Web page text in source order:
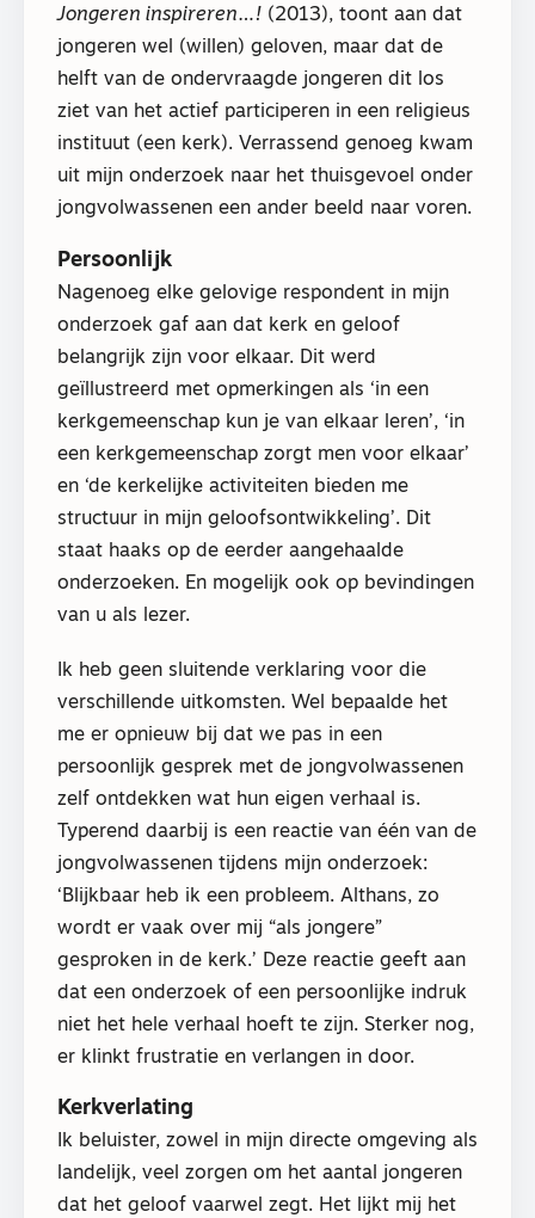
Jongeren inspireren…! (2013), toont aan dat
jongeren wel (willen) geloven, maar dat de
helft van de ondervraagde jongeren dit los
ziet van het actief participeren in een religieus
instituut (een kerk). Verrassend genoeg kwam
uit mijn onderzoek naar het thuisgevoel onder
jongvolwassenen een ander beeld naar voren.
Persoonlijk
Nagenoeg elke gelovige respondent in mijn
onderzoek gaf aan dat kerk en geloof
belangrijk zijn voor elkaar. Dit werd
geïllustreerd met opmerkingen als ‘in een
kerkgemeenschap kun je van elkaar leren’, ‘in
een kerkgemeenschap zorgt men voor elkaar’
en ‘de kerkelijke activiteiten bieden me
structuur in mijn geloofsontwikkeling’. Dit
staat haaks op de eerder aangehaalde
onderzoeken. En mogelijk ook op bevindingen
van u als lezer.
Ik heb geen sluitende verklaring voor die
verschillende uitkomsten. Wel bepaalde het
me er opnieuw bij dat we pas in een
persoonlijk gesprek met de jongvolwassenen
zelf ontdekken wat hun eigen verhaal is.
Typerend daarbij is een reactie van één van de
jongvolwassenen tijdens mijn onderzoek:
‘Blijkbaar heb ik een probleem. Althans, zo
wordt er vaak over mij “als jongere”
gesproken in de kerk.’ Deze reactie geeft aan
dat een onderzoek of een persoonlijke indruk
niet het hele verhaal hoeft te zijn. Sterker nog,
er klinkt frustratie en verlangen in door.
Kerkverlating
Ik beluister, zowel in mijn directe omgeving als
landelijk, veel zorgen om het aantal jongeren
dat het geloof vaarwel zegt. Het lijkt mij het